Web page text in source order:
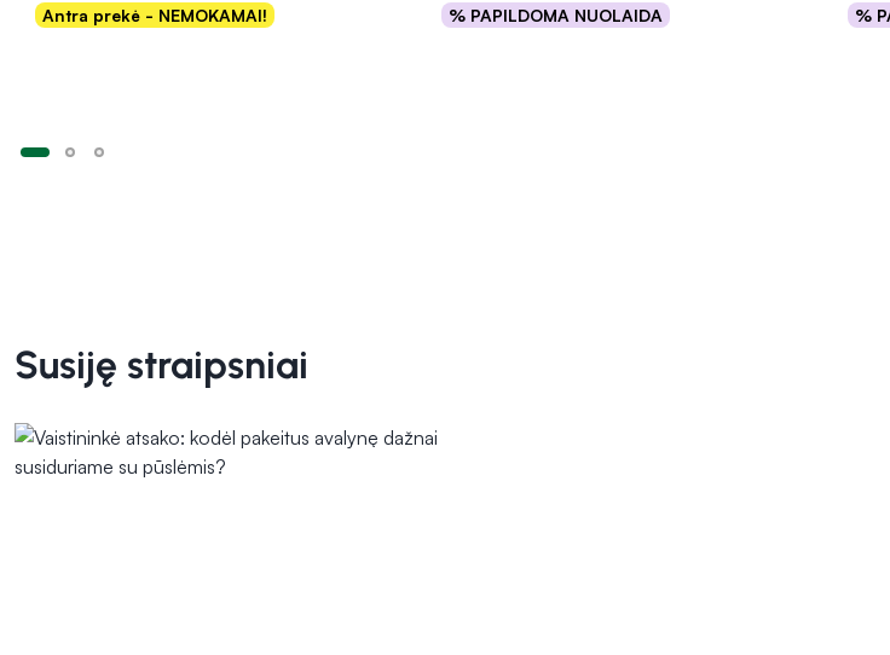
Antra prekė - NEMOKAMAI!
Į krepšelį
% PAPILDOMA NUOLAIDA
Į krepšelį
%
Susiję straipsniai